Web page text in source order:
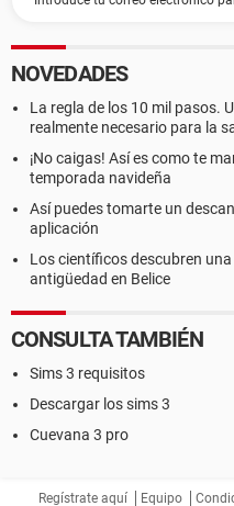
NOVEDADES
La regla de los 10 mil pasos.
realmente necesario para la
¡No caigas! Así es como te
temporada navideña
Así puedes tomarte un
aplicación
Los científicos descubren
antigüedad en Belice
CONSULTA TAMBIÉN
Sims 3 requisitos
Descargar los sims 3
Cuevana 3 pro
Regístrate aquí Equipo